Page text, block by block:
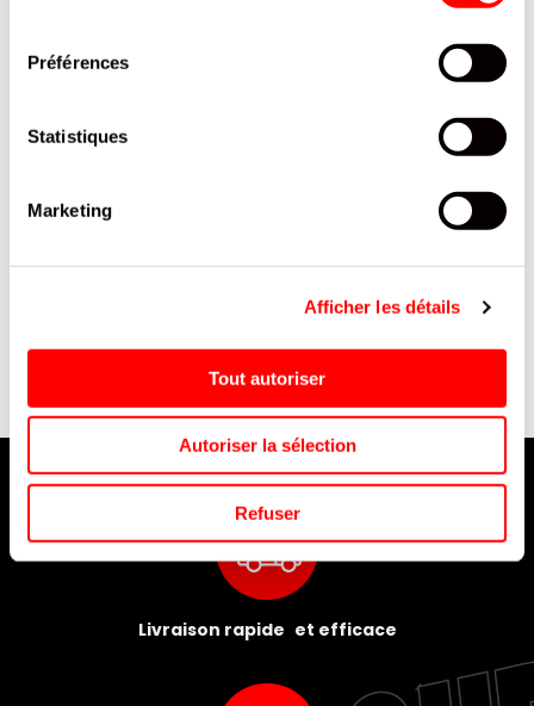
Préférences
Statistiques
Marketing
Afficher les détails
Tout autoriser
Autoriser la sélection
Refuser
CAKE & CHOC MILKA BOITE
FINI LITTLE MIX FIZZ H SCHT
Livraison rapide et efficace